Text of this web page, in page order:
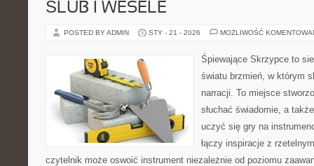
ŚLUB I WESELE
POSTED BY ADMIN STY - 21 - 2026 MOŻLIWOŚĆ
Śpiewające Skrzypce to
światu brzmień, w którym
narracji. To miejsce
słuchać świadomie, a
uczyć się gry na
łączy inspiracje z
czytelnik może oswoić instrument niezależnie od poziomu